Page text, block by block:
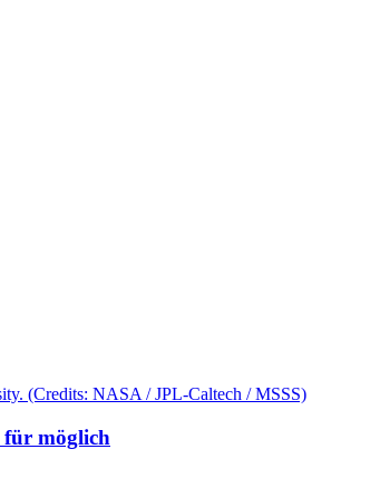
für möglich